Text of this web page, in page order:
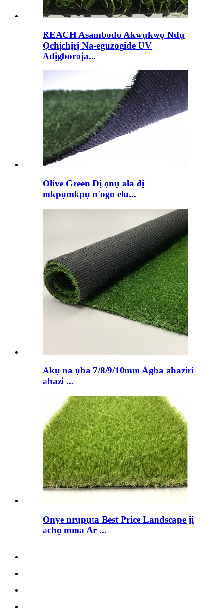
REACH Asambodo Akwụkwọ Ndụ
Ọchịchịrị Na-eguzogide UV
Adịgboroja...
Olive Green Dị ọnụ ala dị
mkpụmkpụ n'ogo elu...
Akụ na ụba 7/8/9/10mm Agba ahaziri
ahazi ...
Onye nrụpụta Best Price Landscape ji
achọ mma Ar ...